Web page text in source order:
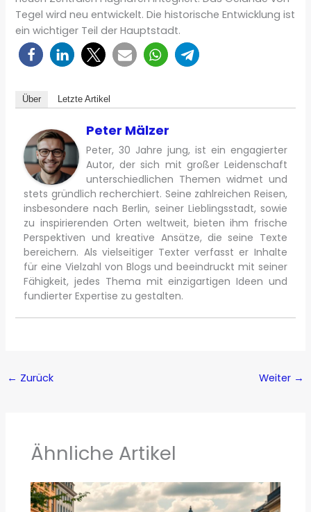
Tegel wird neu entwickelt. Die historische Entwicklung ist
ein wichtiger Teil der Hauptstadt.
Über Letzte Artikel
Peter Mälzer
Peter, 30 Jahre jung, ist ein engagierter
Autor, der sich mit großer Leidenschaft
unterschiedlichen Themen widmet und
stets gründlich recherchiert. Seine zahlreichen Reisen,
insbesondere nach Berlin, seiner Lieblingsstadt, sowie
zu inspirierenden Orten weltweit, bieten ihm frische
Perspektiven und kreative Ansätze, die seine Texte
bereichern. Als vielseitiger Texter verfasst er Inhalte
für eine Vielzahl von Blogs und beeindruckt mit seiner
Fähigkeit, jedes Thema mit einzigartigen Ideen und
fundierter Expertise zu gestalten.
← Zurück Weiter →
Ähnliche Artikel